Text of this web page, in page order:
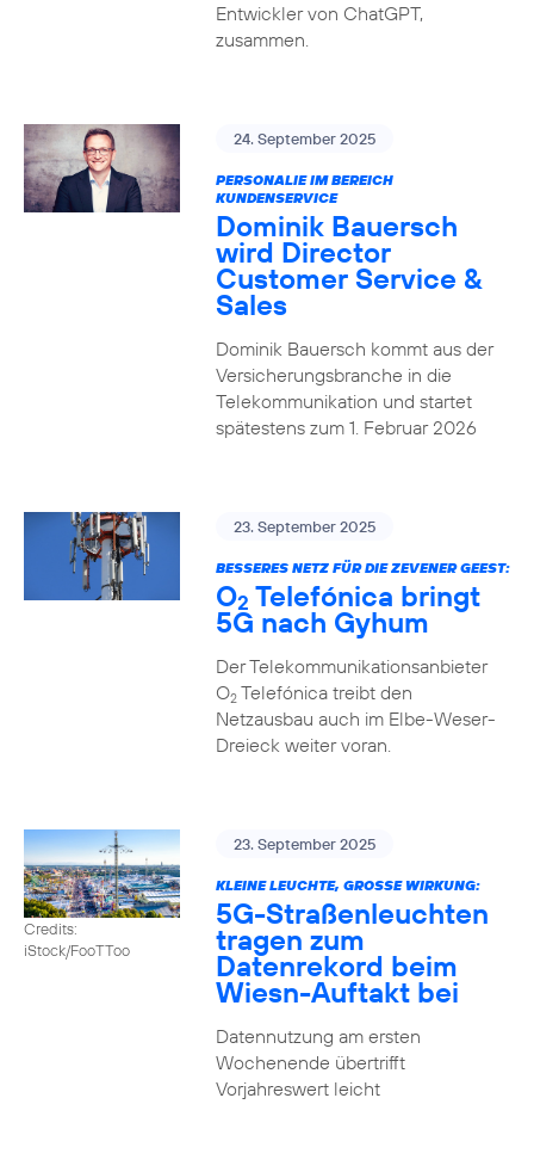
Entwickler von ChatGPT,
zusammen.
24. September 2025
PERSONALIE IM BEREICH
KUNDENSERVICE
Dominik Bauersch
wird Director
Customer Service &
Sales
Dominik Bauersch kommt aus der
Versicherungsbranche in die
Telekommunikation und startet
spätestens zum 1. Februar 2026
23. September 2025
BESSERES NETZ FÜR DIE ZEVENER GEEST:
O2 Telefónica bringt
5G nach Gyhum
Der Telekommunikationsanbieter
O2Telefónica treibt den
Netzausbau auch im Elbe-Weser-
Dreieck weiter voran.
Credits:
iStock/FooTToo
23. September 2025
KLEINE LEUCHTE, GROSSE WIRKUNG:
5G-Straßenleuchten
tragen zum
Datenrekord beim
Wiesn-Auftakt bei
Datennutzung am ersten
Wochenende übertrifft
Vorjahreswert leicht